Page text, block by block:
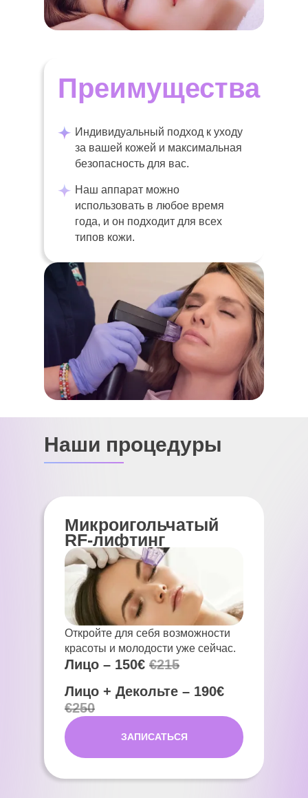
Преимущества
Индивидуальный подход к уходу
за вашей кожей и максимальная
безопасность для вас.
Наш аппарат можно
использовать в любое время
года, и он подходит для всех
типов кожи.
Наши процедуры
Микроигольчатый
RF-лифтинг
Откройте для себя возможности
красоты и молодости уже сейчас.
Лицо – 150€ €215
Лицо + Декольте – 190€
€250
ЗАПИСАТЬСЯ